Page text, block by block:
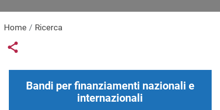
Home Ricerca
Links condivisione social
Share button
Navigazione principale
Bandi per finanziamenti nazionali e
internazionali